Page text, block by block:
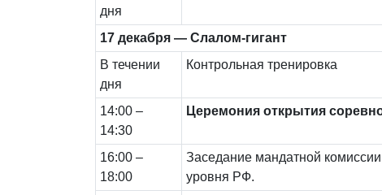
дня
17 декабря — Слалом-гигант
В течении
дня
Контрольная тренировка
14:00 –
14:30
Церемония открытия
16:00 –
18:00
Заседание мандатной
уровня РФ.